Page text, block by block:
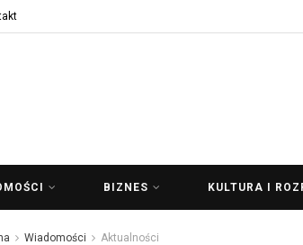
BIZNES KULTURA I
Wiadomości Aktualności